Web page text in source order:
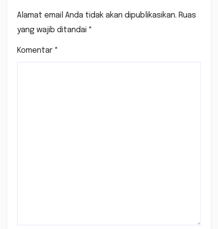
Alamat email Anda tidak akan dipublikasikan. Ruas
yang wajib ditandai *
Komentar *